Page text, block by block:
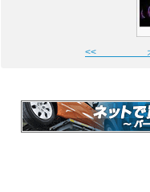
<< オイ